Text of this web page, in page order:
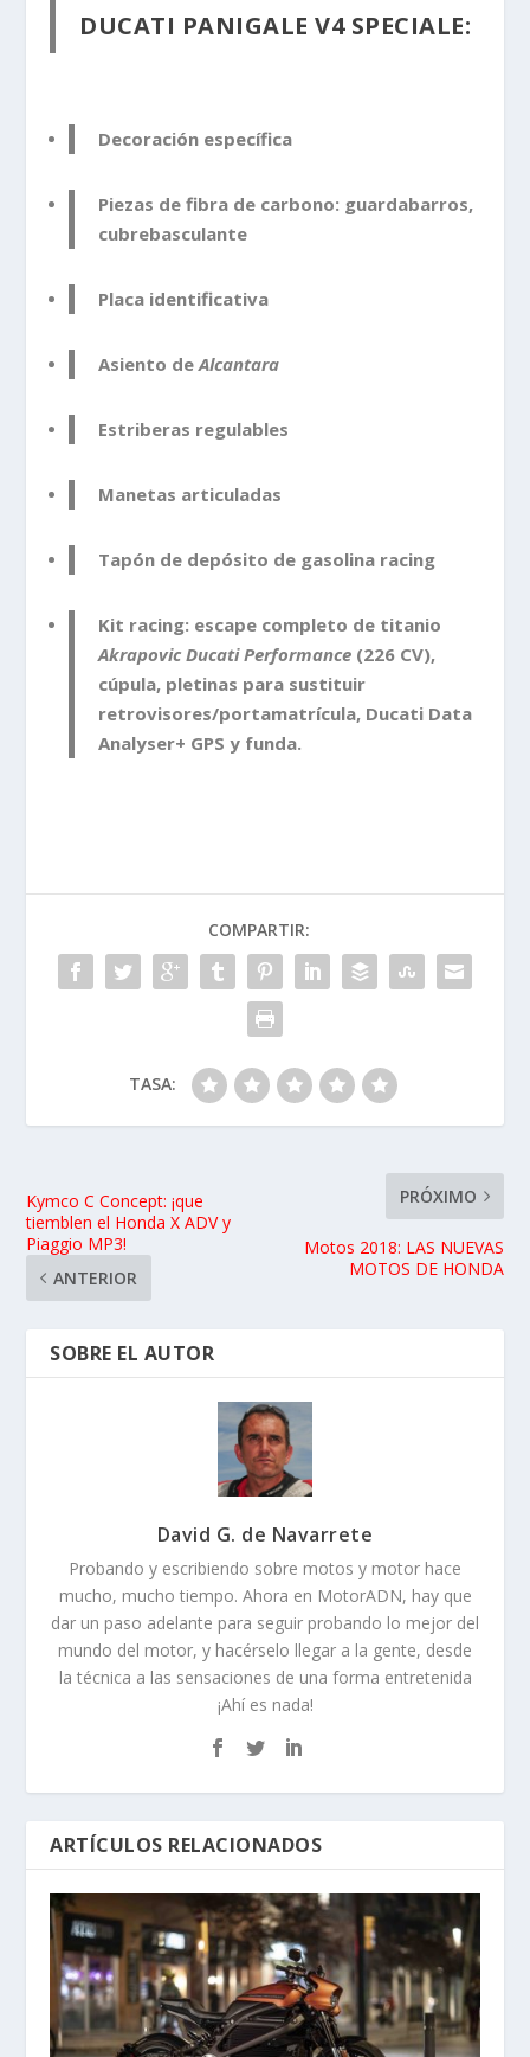
DUCATI PANIGALE V4 SPECIALE:
Decoración específica
Piezas de fibra de carbono: guardabarros,
cubrebasculante
Placa identificativa
Asiento deAlcantara
Estriberas regulables
Manetas articuladas
Tapón de depósito de gasolina racing
Kit racing: escape completo de titanio
Akrapovic Ducati Performance (226 CV),
cúpula, pletinas para sustituir
retrovisores/portamatrícula, Ducati Data
Analyser+ GPS y funda.
COMPARTIR:
TASA:
Kymco C Concept: ¡que
tiemblen el Honda X ADV y
Piaggio MP3!
ANTERIOR
PRÓXIMO
Motos 2018: LAS NUEVAS
MOTOS DE HONDA
SOBRE EL AUTOR
David G. de Navarrete
Probando y escribiendo sobre motos y motor hace
mucho, mucho tiempo. Ahora en MotorADN, hay que
dar un paso adelante para seguir probando lo mejor del
mundo del motor, y hacérselo llegar a la gente, desde
la técnica a las sensaciones de una forma entretenida
¡Ahí es nada!
ARTÍCULOS RELACIONADOS